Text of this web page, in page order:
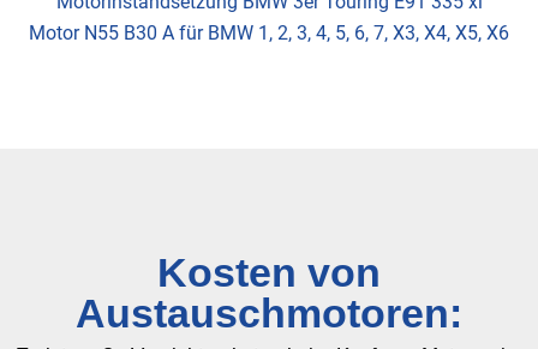
Motor N55 B30 A für BMW 1, 2, 3, 4, 5, 6, 7, X3, X4, X5, X6
Kosten von
Austauschmotoren: